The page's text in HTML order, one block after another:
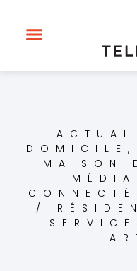
DOMICILE,
MAISON
/